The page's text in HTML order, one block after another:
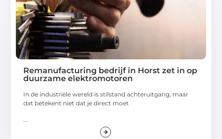
Remanufacturing bedrijf in Horst zet in op
duurzame elektromotoren
In de industriële wereld is stilstand achteruitgang, maar
dat betekent niet dat je direct moet